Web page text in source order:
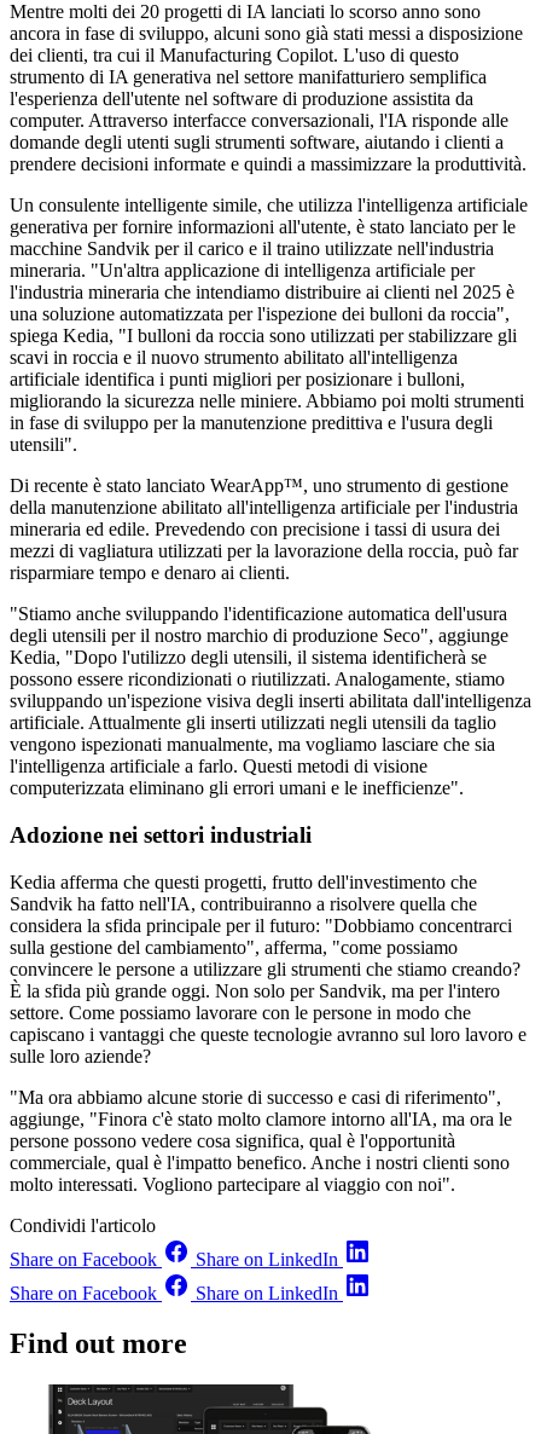
Mentre molti dei 20 progetti di IA lanciati lo scorso anno sono
ancora in fase di sviluppo, alcuni sono già stati messi a disposizione
dei clienti, tra cui il Manufacturing Copilot. L'uso di questo
strumento di IA generativa nel settore manifatturiero semplifica
l'esperienza dell'utente nel software di produzione assistita da
computer. Attraverso interfacce conversazionali, l'IA risponde alle
domande degli utenti sugli strumenti software, aiutando i clienti a
prendere decisioni informate e quindi a massimizzare la produttività.
Un consulente intelligente simile, che utilizza l'intelligenza artificiale
generativa per fornire informazioni all'utente, è stato lanciato per le
macchine Sandvik per il carico e il traino utilizzate nell'industria
mineraria. "Un'altra applicazione di intelligenza artificiale per
l'industria mineraria che intendiamo distribuire ai clienti nel 2025 è
una soluzione automatizzata per l'ispezione dei bulloni da roccia",
spiega Kedia, "I bulloni da roccia sono utilizzati per stabilizzare gli
scavi in roccia e il nuovo strumento abilitato all'intelligenza
artificiale identifica i punti migliori per posizionare i bulloni,
migliorando la sicurezza nelle miniere. Abbiamo poi molti strumenti
in fase di sviluppo per la manutenzione predittiva e l'usura degli
utensili".
Di recente è stato lanciato WearApp™, uno strumento di gestione
della manutenzione abilitato all'intelligenza artificiale per l'industria
mineraria ed edile. Prevedendo con precisione i tassi di usura dei
mezzi di vagliatura utilizzati per la lavorazione della roccia, può far
risparmiare tempo e denaro ai clienti.
"Stiamo anche sviluppando l'identificazione automatica dell'usura
degli utensili per il nostro marchio di produzione Seco", aggiunge
Kedia, "Dopo l'utilizzo degli utensili, il sistema identificherà se
possono essere ricondizionati o riutilizzati. Analogamente, stiamo
sviluppando un'ispezione visiva degli inserti abilitata dall'intelligenza
artificiale. Attualmente gli inserti utilizzati negli utensili da taglio
vengono ispezionati manualmente, ma vogliamo lasciare che sia
l'intelligenza artificiale a farlo. Questi metodi di visione
computerizzata eliminano gli errori umani e le inefficienze".
Adozione nei settori industriali
Kedia afferma che questi progetti, frutto dell'investimento che
Sandvik ha fatto nell'IA, contribuiranno a risolvere quella che
considera la sfida principale per il futuro: "Dobbiamo concentrarci
sulla gestione del cambiamento", afferma, "come possiamo
convincere le persone a utilizzare gli strumenti che stiamo creando?
È la sfida più grande oggi. Non solo per Sandvik, ma per l'intero
settore. Come possiamo lavorare con le persone in modo che
capiscano i vantaggi che queste tecnologie avranno sul loro lavoro e
sulle loro aziende?
"Ma ora abbiamo alcune storie di successo e casi di riferimento",
aggiunge, "Finora c'è stato molto clamore intorno all'IA, ma ora le
persone possono vedere cosa significa, qual è l'opportunità
commerciale, qual è l'impatto benefico. Anche i nostri clienti sono
molto interessati. Vogliono partecipare al viaggio con noi".
Condividi l'articolo
Share on Facebook
Share on LinkedIn
Share on Facebook
Share on LinkedIn
Find out more